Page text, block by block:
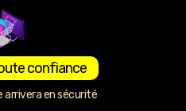
confiance
arrivera en sécurité